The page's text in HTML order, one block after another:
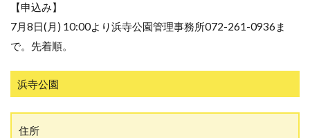
【申込み】
7月8日(月) 10:00より浜寺公園管理事務所072-261-0936ま
で。先着順。
浜寺公園
住所